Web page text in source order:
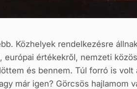
Közhelyek rendelkezésre
európai értékekről, nemzeti
és bennem. Túl forró is volt
már igen? Görcsös hajlamom